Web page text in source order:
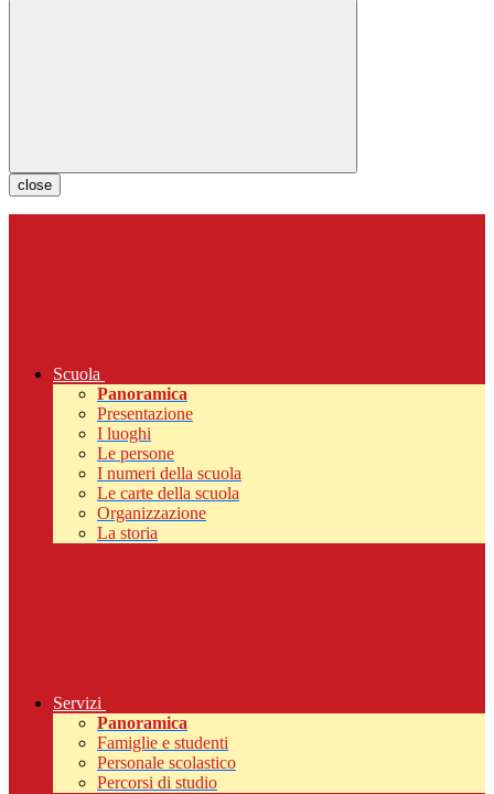
close
Scuola
Panoramica
Presentazione
I luoghi
Le persone
I numeri della scuola
Le carte della scuola
Organizzazione
La storia
Servizi
Panoramica
Famiglie e studenti
Personale scolastico
Percorsi di studio